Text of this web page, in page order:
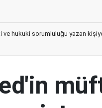
ve hukuki sorumluluğu yazan